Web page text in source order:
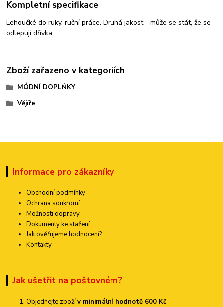
Kompletní specifikace
Lehoučké do ruky, ruční práce. Druhá jakost - může se stát, že se
odlepují dřívka
Zboží zařazeno v kategoriích
MÓDNÍ DOPLŃKY
Vějíře
Informace pro zákazníky
Obchodní podmínky
Ochrana soukromí
Možnosti dopravy
Dokumenty ke stažení
Jak ověřujeme hodnocení?
Kontakty
Jak ušetřit na poštovném?
Objednejte zbožív minimální hodnotě 600 Kč